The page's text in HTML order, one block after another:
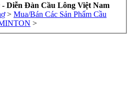
Diễn Đàn Cầu Lông Việt Nam
> Mua/Bán Các Sản Phẩm Cầu
>